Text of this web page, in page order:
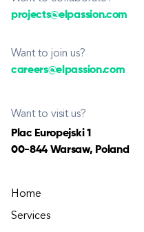
projects@elpassion.com
Want to join us?
careers@elpassion.com
Want to visit us?
Plac Europejski 1
00-844 Warsaw, Poland
Home
Services